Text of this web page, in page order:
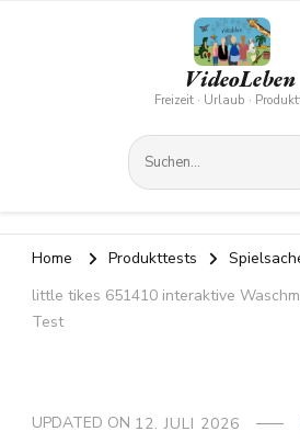
VideoLeben
Freizeit · Urlaub ·
Home Produkttests
little tikes 651410 interaktive
Test
UPDATED ON 12. JULI 2026